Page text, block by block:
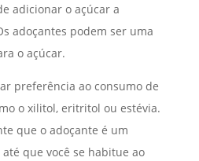
adicionar o açúcar a
adoçantes podem ser uma
o açúcar.
preferência ao consumo de
o xilitol, eritritol ou estévia.
que o adoçante é um
que você se habitue ao